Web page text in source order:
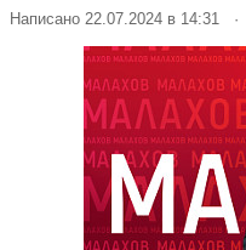
Написано 22.07.2024 в 14:31